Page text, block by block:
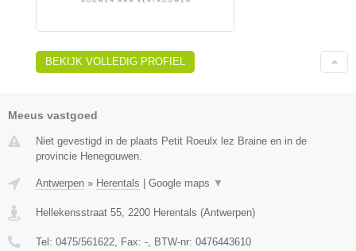
BEKIJK VOLLEDIG PROFIEL
Meeus vastgoed
Niet gevestigd in de plaats Petit Roeulx lez Braine en in de
provincie Henegouwen.
Antwerpen » Herentals Google maps ▼
Hellekensstraat 55, 2200 Herentals (Antwerpen)
Tel: 0475/561622, Fax: -, BTW-nr: 0476443610